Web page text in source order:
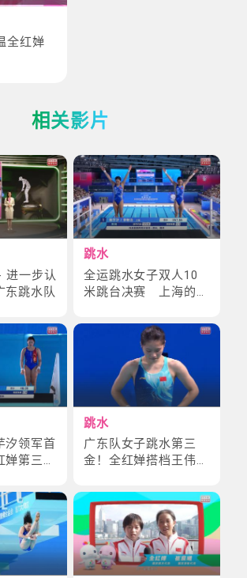
全红婵
相关影片
进一步认
东跳水队
跳水
全运跳水女子双人10
米跳台决赛 上海的陈
汐领军首
第三闯
跳水
广东队女子跳水第三
金！全红婵搭档王伟莹